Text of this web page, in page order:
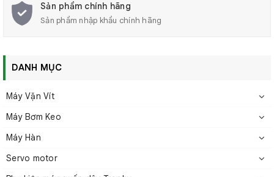
22G
Sản phẩm chính hãng
Sản phẩm nhập khẩu chính hãng
DANH MỤC
Máy Vặn Vít
Máy Bơm Keo
Máy Hàn
Servo motor